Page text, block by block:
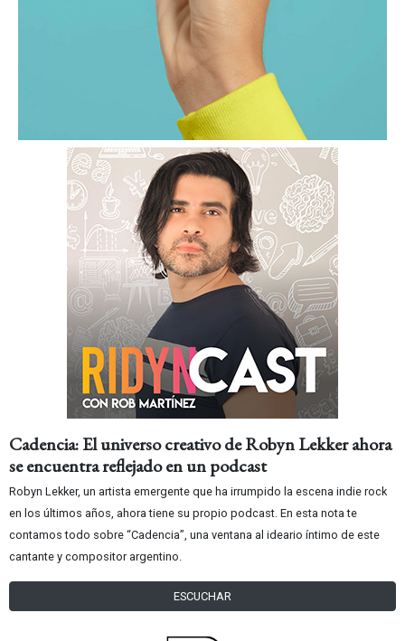
Cadencia: El universo creativo de Robyn Lekker ahora
se encuentra reflejado en un podcast
Robyn Lekker, un artista emergente que ha irrumpido la escena indie rock
en los últimos años, ahora tiene su propio podcast. En esta nota te
contamos todo sobre “Cadencia”, una ventana al ideario íntimo de este
cantante y compositor argentino.
ESCUCHAR